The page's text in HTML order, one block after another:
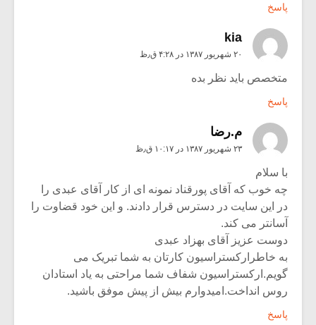
پاسخ
kia
۲۰ شهریور ۱۳۸۷ در ۴:۲۸ ق٫ظ
متخصص باید نظر بده
پاسخ
م.رضا
۲۳ شهریور ۱۳۸۷ در ۱۰:۱۷ ق٫ظ
با سلام
چه خوب که آقای پورقناد نمونه ای از کار آقای عبدی را
در این سایت در دسترس قرار دادند. و این خود قضاوت را
آسانتر می کند.
دوست عزیز آقای بهزاد عبدی
به خاطرارکستراسیون کارتان به شما تبریک می
گویم.ارکستراسیون شفاف شما مراحتی به یاد استادان
روس انداخت.امیدوارم بیش از پیش موفق باشید.
پاسخ